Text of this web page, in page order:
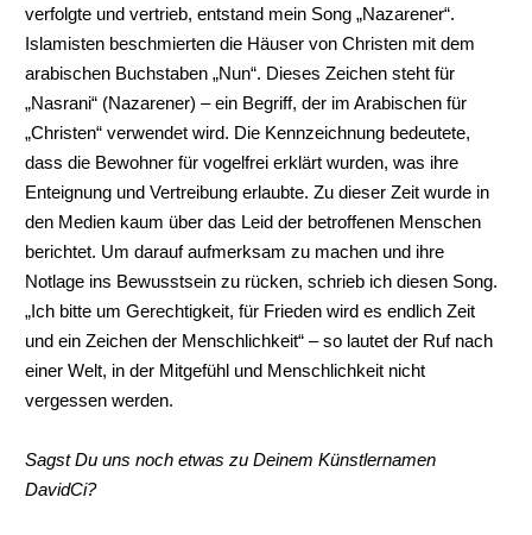
verfolgte und vertrieb, entstand mein Song „Nazarener“.
Islamisten beschmierten die Häuser von Christen mit dem
arabischen Buchstaben „Nun“. Dieses Zeichen steht für
„Nasrani“ (Nazarener) – ein Begriff, der im Arabischen für
„Christen“ verwendet wird. Die Kennzeichnung bedeutete,
dass die Bewohner für vogelfrei erklärt wurden, was ihre
Enteignung und Vertreibung erlaubte. Zu dieser Zeit wurde in
den Medien kaum über das Leid der betroffenen Menschen
berichtet. Um darauf aufmerksam zu machen und ihre
Notlage ins Bewusstsein zu rücken, schrieb ich diesen Song.
„Ich bitte um Gerechtigkeit, für Frieden wird es endlich Zeit
und ein Zeichen der Menschlichkeit“ – so lautet der Ruf nach
einer Welt, in der Mitgefühl und Menschlichkeit nicht
vergessen werden.
Sagst Du uns noch etwas zu Deinem Künstlernamen
DavidCi?